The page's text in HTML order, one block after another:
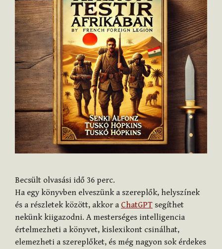
Becsült olvasási idő 36 perc.
Ha egy könyvben elveszünk a szereplők, helyszínek
és a részletek között, akkor a ChatGPT segíthet
nekünk kiigazodni. A mesterséges intelligencia
értelmezheti a könyvet, kislexikont csinálhat,
elemezheti a szereplőket, és még nagyon sok érdekes